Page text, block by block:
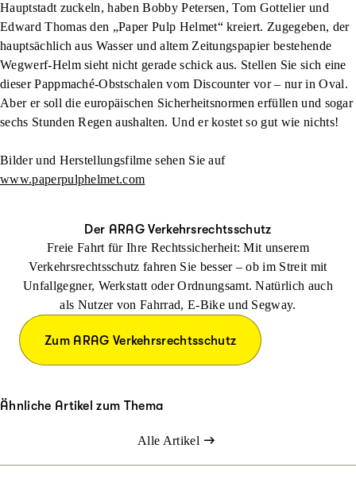
Hauptstadt zuckeln, haben Bobby Petersen, Tom Gottelier und
Edward Thomas den „Paper Pulp Helmet“ kreiert. Zugegeben, der
hauptsächlich aus Wasser und altem Zeitungspapier bestehende
Wegwerf-Helm sieht nicht gerade schick aus. Stellen Sie sich eine
dieser Pappmaché-Obstschalen vom Discounter vor – nur in Oval.
Aber er soll die europäischen Sicherheitsnormen erfüllen und sogar
sechs Stunden Regen aushalten. Und er kostet so gut wie nichts!
Bilder und Herstellungsfilme sehen Sie auf
www.paperpulphelmet.com
Der ARAG Verkehrsrechtsschutz
Freie Fahrt für Ihre Rechtssicherheit: Mit unserem
Verkehrsrechtsschutz fahren Sie besser – ob im Streit mit
Unfallgegner, Werkstatt oder Ordnungsamt. Natürlich auch
als Nutzer von Fahrrad, E-Bike und Segway.
Zum ARAG Verkehrsrechtsschutz
Ähnliche Artikel zum Thema
Alle Artikel